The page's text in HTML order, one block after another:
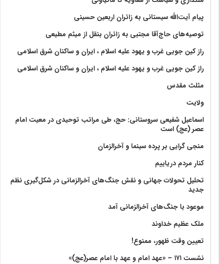
پیام آیت‌الله سیستانی به زائران اربعین حسینی
توصیه‌های حاج‌آقا مجتبی به زائران بنقل از میثم مطیعی
راز کین جویی غرب و یهود علیه اسلام ، ایران و ساکنان شرق اسلامی
راز کین جویی غرب و یهود علیه اسلام ، ایران و ساکنان شرق اسلامی
مثلث مقدس
ولايت‏
اسماعیل شفیعی سروستانی: حج، طی مراتب توحیدی در معیت امام
عصر (عج) است
منجی گرایی بر پرده سینما و آخرالزمان
کنار مردم دریاییم
تحلیل تحولات جهانی و نقش جنگ‌های آخرالزمانی در شکل‌گیری نظم
جدید
موعود با جنگ‌های آخرالزمانی آمد
ملک عظیم خداوند
تعیین وقت ظهور، ممنوع!
نشست ۱۷۱ – «عهد امام و عهد با امام عصر(عج)»